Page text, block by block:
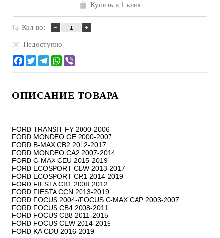
Купить в 1 клик
Кол-во:
Недоступно
ОПИСАНИЕ ТОВАРА
FORD TRANSIT FY 2000-2006
FORD MONDEO GE 2000-2007
FORD B-MAX CB2 2012-2017
FORD MONDEO CA2 2007-2014
FORD C-MAX CEU 2015-2019
FORD ECOSPORT CBW 2013-2017
FORD ECOSPORT CR1 2014-2019
FORD FIESTA CB1 2008-2012
FORD FIESTA CCN 2013-2019
FORD FOCUS 2004-/FOCUS C-MAX CAP 2003-2007
FORD FOCUS CB4 2008-2011
FORD FOCUS CB8 2011-2015
FORD FOCUS CEW 2014-2019
FORD KA CDU 2016-2019